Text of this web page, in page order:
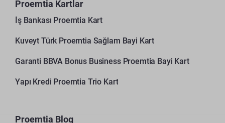
Proemtia Kartlar
İş Bankası Proemtia Kart
Kuveyt Türk Proemtia Sağlam Bayi Kart
Garanti BBVA Bonus Business Proemtia Bayi Kart
Yapı Kredi Proemtia Trio Kart
Proemtia Blog